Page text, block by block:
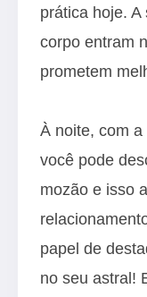
prática hoje.
corpo entram
prometem
À noite, com
você pode
mozão e isso
papel de
no seu astral!